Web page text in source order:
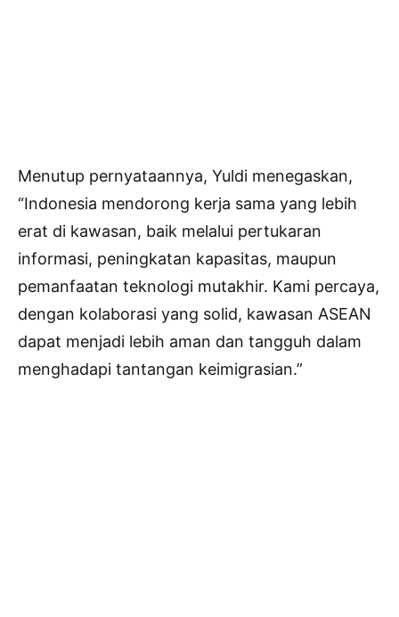
Menutup pernyataannya, Yuldi menegaskan,
“Indonesia mendorong kerja sama yang lebih
erat di kawasan, baik melalui pertukaran
informasi, peningkatan kapasitas, maupun
pemanfaatan teknologi mutakhir. Kami percaya,
dengan kolaborasi yang solid, kawasan ASEAN
dapat menjadi lebih aman dan tangguh dalam
menghadapi tantangan keimigrasian.”